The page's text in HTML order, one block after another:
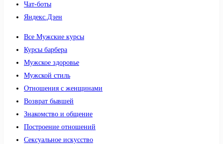
Чат-боты
Яндекс.Дзен
Все Мужские курсы
Курсы барбера
Мужское здоровье
Мужской стиль
Отношения с женщинами
Возврат бывшей
Знакомство и общение
Построение отношений
Сексуальное искусство